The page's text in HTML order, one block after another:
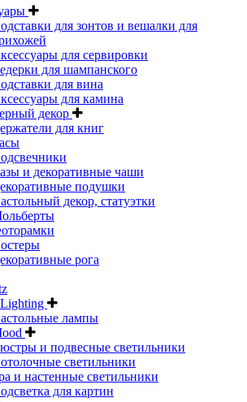
для зонтов и вешалки для
для сервировки
для шампанского
для вина
для камина
декор
для книг
и декоративные чаши
подушки
декор, статуэтки
рога
лампы
и подвесные светильники
светильники
и настенные светильники
для картин